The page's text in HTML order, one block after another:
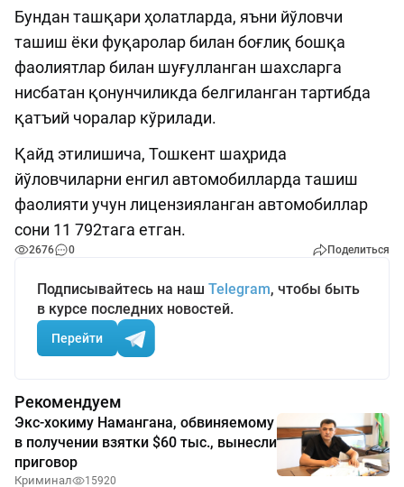
Бундан ташқари ҳолатларда, яъни йўловчи
ташиш ёки фуқаролар билан боғлиқ бошқа
фаолиятлар билан шуғулланган шахсларга
нисбатан қонунчиликда белгиланган тартибда
қатъий чоралар кўрилади.
Қайд этилишича, Тошкент шаҳрида
йўловчиларни енгил автомобилларда ташиш
фаолияти учун лицензияланган автомобиллар
сони 11 792тага етган.
2676 0 Поделиться
Подписывайтесь на наш Telegram, чтобы быть
в курсе последних новостей.
Перейти
Рекомендуем
Экс-хокиму Намангана, обвиняемому
в получении взятки $60 тыс., вынесли
приговор
Криминал 15920